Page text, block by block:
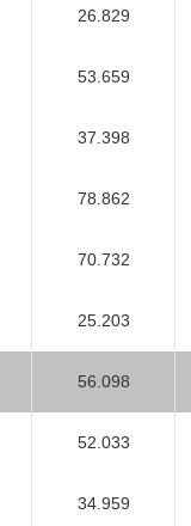
26.829
53.659
37.398
78.862
70.732
25.203
56.098
52.033
34.959